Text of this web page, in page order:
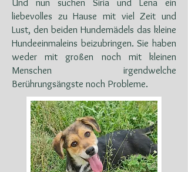
Und nun suchen Siria und Lena ein
liebevolles zu Hause mit viel Zeit und
Lust, den beiden Hundemädels das kleine
Hundeeinmaleins beizubringen. Sie haben
weder mit großen noch mit kleinen
Menschen irgendwelche
Berührungsängste noch Probleme.